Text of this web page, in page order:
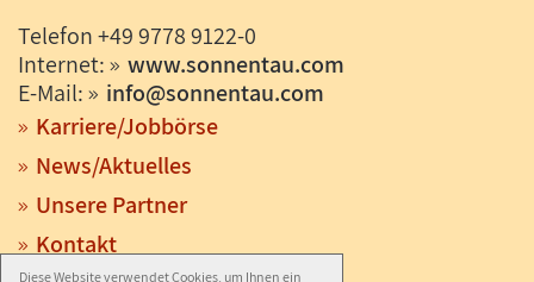
Diese Website verwendet Cookies, um Ihnen ein
Telefon +49 9778 9122-0
Internet:
www.sonnentau.com
E-Mail:
info@sonnentau.com
Karriere/Jobbörse
News/Aktuelles
Unsere Partner
Kontakt